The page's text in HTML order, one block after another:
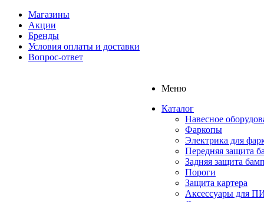
Магазины
Акции
Бренды
Условия оплаты и доставки
Вопрос-ответ
Меню
Каталог
Навесное
Фаркопы
Электрика для
Передняя защита
Задняя защита
Пороги
Защита картера
Аксессуары для